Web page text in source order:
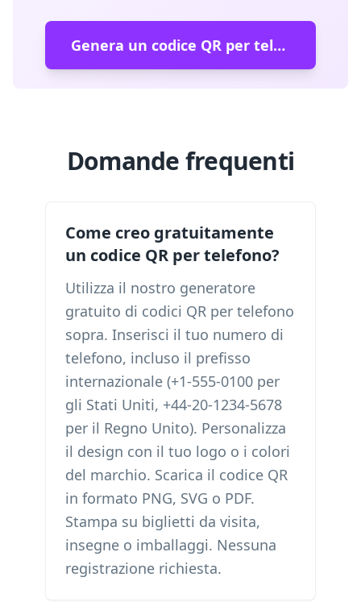
Genera un codice QR per telefono gratuito →
Domande frequenti
Come creo gratuitamente
un codice QR per telefono?
Utilizza il nostro generatore
gratuito di codici QR per telefono
sopra. Inserisci il tuo numero di
telefono, incluso il prefisso
internazionale (+1-555-0100 per
gli Stati Uniti, +44-20-1234-5678
per il Regno Unito). Personalizza
il design con il tuo logo o i colori
del marchio. Scarica il codice QR
in formato PNG, SVG o PDF.
Stampa su biglietti da visita,
insegne o imballaggi. Nessuna
registrazione richiesta.